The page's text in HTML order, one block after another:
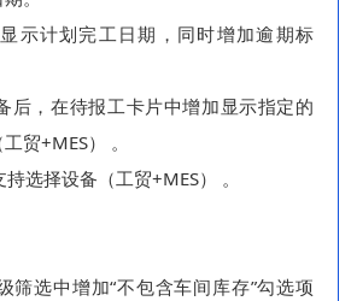
示计划完工日期，同时增加逾期标
后，在待报工卡片中增加显示指定的
贸+MES） 。
选择设备（工贸+MES） 。
筛选中增加“不包含车间库存”勾选项